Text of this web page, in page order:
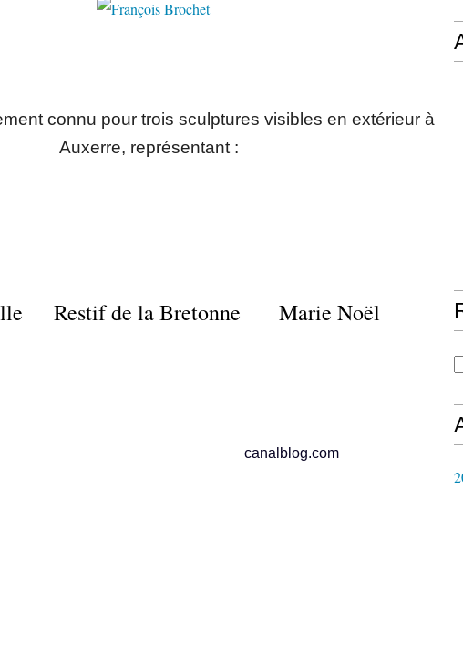
connu pour trois sculptures visibles en extérieur à
Auxerre, représentant :
Restif de la Bretonne Marie Noël